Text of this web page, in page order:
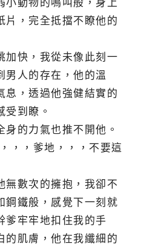
小動物的鳴叫般，身上
片，完全抵擋不瞭他的
加快，我從未像此刻一
男人的存在，他的溫
息，透過他強健結實的
受到瞭。
的力氣也推不開他。
，，爹地，，，不要這
無數次的擁抱，我卻不
鋼鐵般，感覺下一刻就
爹牢牢地扣住我的手
的肌膚，他在我纖細的